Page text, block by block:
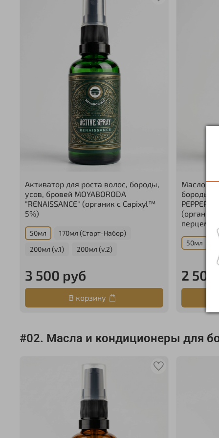
Активатор для роста волос, бороды,
усов, бровей MOYABORODA
"RENAISSANCE" (органик с Capixyl™
5%)
50мл
170мл (Старт-Набор)
200мл (v.1)
200мл (v.2)
3 500 руб
В корзину
Масло
бороды,
(органик
перцем)
50мл
2 500
#02. Масла и кондиционеры для